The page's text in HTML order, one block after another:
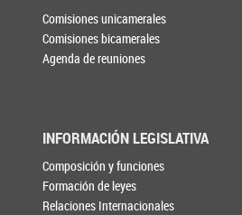
Comisiones unicamerales
Comisiones bicamerales
Agenda de reuniones
INFORMACIÓN LEGISLATIVA
Composición y funciones
Formación de leyes
Relaciones Internacionales